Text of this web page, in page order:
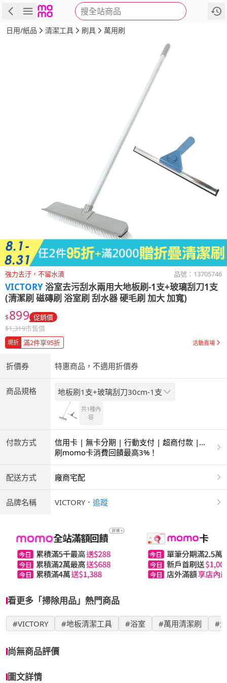
搜全站商品
商品 評價 詳情
日用/紙品 清潔工具 刷具 萬用刷
強力去汙，不留水漬 品號： 13705746
VICTORY 浴室去污刮水兩用大地板刷-1支+玻璃刮刀1支
(清潔刷 磁磚刷 浴室刷 刮水器 硬毛刷 加大 加寬)
$899 促銷價
$1,319市售價
現折 滿2件享95折 活動賣場
折價券 特惠商品，不適用折價券
商品規格 地板刷1支+玻璃刮刀30cm-1支
共1種內
容
付款方式
信用卡 | 無卡分期 | 行動支付 | 超商付款 |
ATM | 銀聯卡
刷momo卡消費回饋最高3%！
配送方式 廠商宅配
品牌名稱 VICTORY ． 追蹤
看更多「掃除用品」熱門商品
#VICTORY #地板清潔工具 #浴室 #萬用清潔刷 #
尚無商品評價
圖文詳情